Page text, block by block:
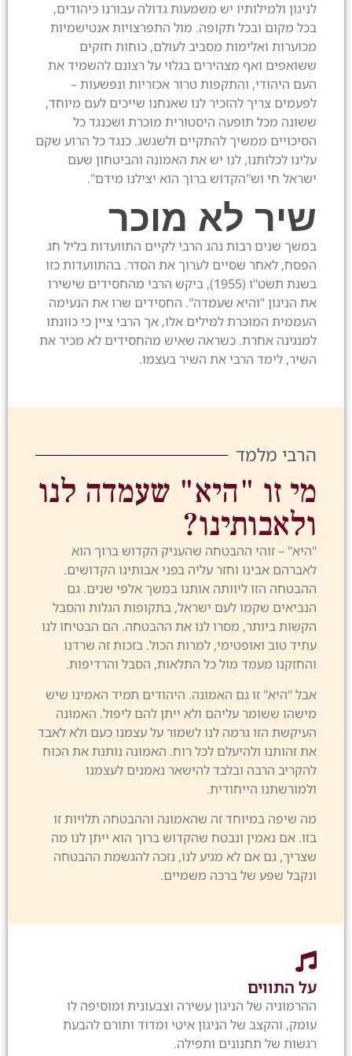
לניגון ולמילותיו יש משמעות גדולה עבורנו כיהודים,
בכל מקום ובכל תקופה. מול התפרצויות אנטישמיות
מכוערות ואלימות מסביב לעולם, כוחות חזקים
ששואפים ואף מצהירים בגלוי על רצונם להשמיד את
העם היהודי, והתקפות טרור אכזריות ונפשעות –
לפעמים צריך להזכיר לנו שאנחנו שייכים לעם מיוחד,
ששונה מכל תופעה היסטורית מוכרת ושכנגד כל
הסיכויים ממשיך להתקיים ולשגשג. כנגד כל הרוע שקם
עלינו לכלותנו, לנו יש את האמונה והביטחון שעם
ישראל חי וש"הקדוש ברוך הוא יצילנו מידם".
שיר לא מוכר
במשך שנים רבות נהג הרבי לקיים התוועדות בליל חג
הפסח, לאחר שסיים לערוך את הסדר. בהתוועדות כזו
בשנת תשט"ו (1955), ביקש הרבי מהחסידים שישירו
את הניגון "והיא שעמדה". החסידים שרו את הנעימה
העממית המוכרת למילים אלו, אך הרבי ציין כי כוונתו
למנגינה אחרת. כשראה שאיש מהחסידים לא מכיר את
השיר, לימד הרבי את השיר בעצמו.
הרבי מלמד
מי זו "היא" שעמדה לנו
ולאבותינו?
"היא" – זוהי ההבטחה שהעניק הקדוש ברוך הוא
לאברהם אבינו וחזר עליה בפני אבותינו הקדושים.
ההבטחה הזו ליוותה אותנו במשך אלפי שנים. גם
הנביאים שקמו לעם ישראל, בתקופות הגלות והסבל
הקשות ביותר, מסרו לנו את ההבטחה. הם הבטיחו לנו
עתיד טוב ואופטימי, למרות הכול. בזכות זה שרדנו
והחזקנו מעמד מול כל התלאות, הסבל והרדיפות.
אבל "היא" זו גם האמונה. היהודים תמיד האמינו שיש
מישהו ששומר עליהם ולא ייתן להם ליפול. האמונה
העיקשת הזו גרמה לנו לשמור על עצמנו כעם ולא לאבד
את זהותנו ולהיעלם לכל רוח. האמונה נותנת את הכוח
להקריב הרבה ובלבד להישאר נאמנים לעצמנו
ולמורשתנו הייחודית.
מה שיפה במיוחד זה שהאמונה וההבטחה תלויות זו
בזו. אם נאמין ונבטח שהקדוש ברוך הוא ייתן לנו מה
שצריך, גם אם לא מגיע לנו, נזכה להגשמת ההבטחה
ונקבל שפע של ברכה משמיים.
על התווים
ההרמוניה של הניגון עשירה וצבעונית ומוסיפה לו
עומק, והקצב של הניגון איטי ומדוד ותורם להבעת
רגשות של תחנונים ותפילה.